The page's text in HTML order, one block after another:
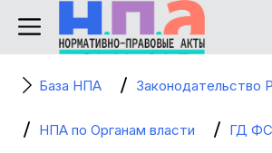
База НПА Законодательство
НПА по Органам власти ГД